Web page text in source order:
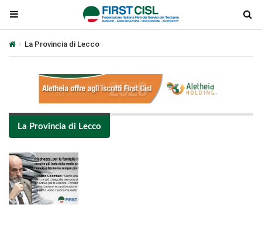
La Provincia di Lecco
La Provincia di Lecco